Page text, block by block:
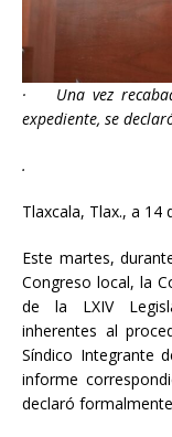
·
Una vez
expediente, se
.
Tlaxcala, Tlax., a 14
Este martes,
Congreso local, la
de la LXIV
inherentes al
Síndico Integrante
informe
declaró